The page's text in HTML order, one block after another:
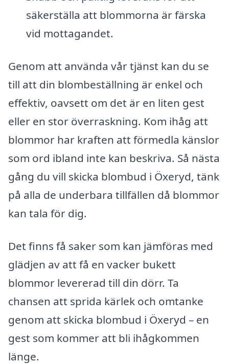
säkerställa att blommorna är färska
vid mottagandet.
Genom att använda vår tjänst kan du se
till att din blombeställning är enkel och
effektiv, oavsett om det är en liten gest
eller en stor överraskning. Kom ihåg att
blommor har kraften att förmedla känslor
som ord ibland inte kan beskriva. Så nästa
gång du vill skicka blombud i Öxeryd, tänk
på alla de underbara tillfällen då blommor
kan tala för dig.
Det finns få saker som kan jämföras med
glädjen av att få en vacker bukett
blommor levererad till din dörr. Ta
chansen att sprida kärlek och omtanke
genom att skicka blombud i Öxeryd – en
gest som kommer att bli ihågkommen
länge.